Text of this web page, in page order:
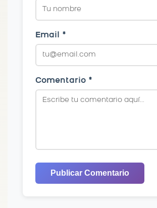
Email *
Comentario *
Publicar Comentario